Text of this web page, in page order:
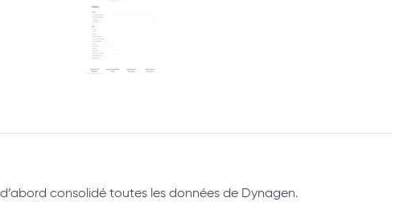
consolidé toutes les données de Dynagen.